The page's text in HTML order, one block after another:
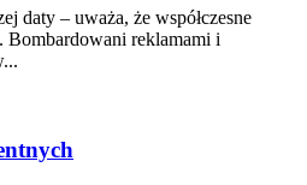
daty – uważa, że współczesne
Bombardowani reklamami i